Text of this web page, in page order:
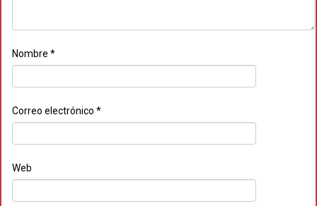
Nombre *
Correo electrónico *
Web